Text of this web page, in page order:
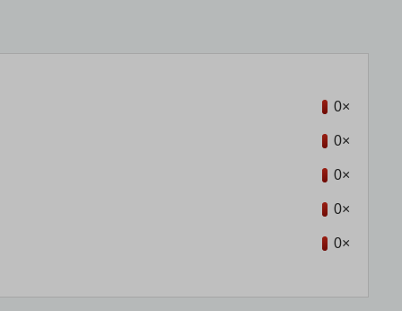
0×
0×
0×
0×
0×